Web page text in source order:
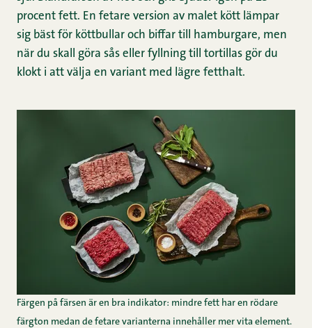
procent fett. En fetare version av malet kött lämpar
sig bäst för köttbullar och biffar till hamburgare, men
när du skall göra sås eller fyllning till tortillas gör du
klokt i att välja en variant med lägre fetthalt.
Färgen på färsen är en bra indikator: mindre fett har en rödare
färgton medan de fetare varianterna innehåller mer vita element.